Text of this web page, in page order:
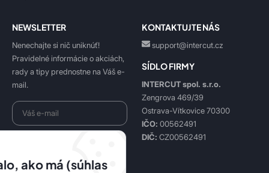
NEWSLETTER
Nenechajte si nič uniknúť!
Pravidelné informácie o akciách,
rady a tipy prednostne na Váš e-
mail.
Prihlásiť sa k odberu
KONTAKTUJTE NÁS
support@intercut.cz
SÍDLO FIRMY
INTERCUT spol. s.r.o.
Zengrova 469/39
Ostrava-Vítkovice 70300
IČO: 00562491
DIČ: CZ00562491
ako má (súhlas